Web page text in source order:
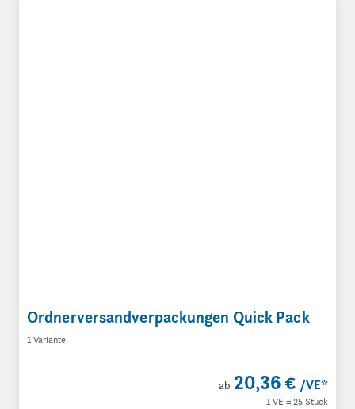
Ordnerversandverpackungen Quick Pack
1 Variante
ab 20,36 € /VE*
1 VE = 25 Stück